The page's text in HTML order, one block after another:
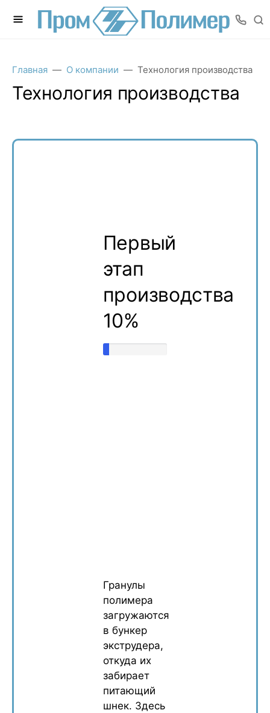
Главная О компании Технология производства
Технология производства
Первый
этап
производства
10%
Гранулы
полимера
загружаются
в бункер
экструдера,
откуда их
забирает
питающий
шнек. Здесь